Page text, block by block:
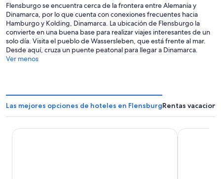
Flensburgo se encuentra cerca de la frontera entre Alemania y
Dinamarca, por lo que cuenta con conexiones frecuentes hacia
Hamburgo y Kolding, Dinamarca. La ubicación de Flensburgo la
convierte en una buena base para realizar viajes interesantes de un
solo día. Visita el pueblo de Wassersleben, que está frente al mar.
Desde aquí, cruza un puente peatonal para llegar a Dinamarca.
Ver menos
Las mejores opciones de hoteles en FlensburgRentas
Central Hotel Hotel am